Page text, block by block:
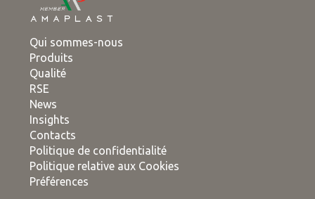
Qui sommes-nous
Produits
Qualité
RSE
News
Insights
Contacts
Politique de confidentialité
Politique relative aux Cookies
Préférences